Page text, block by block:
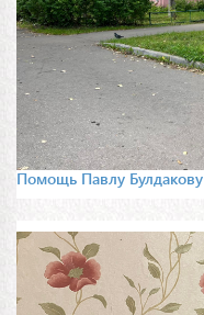
Помощь Павлу Булдакову